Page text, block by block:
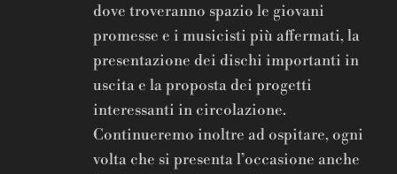
dove troveranno spazio le giovani
promesse e i musicisti più affermati, la
presentazione dei dischi importanti in
uscita e la proposta dei progetti
interessanti in circolazione.
Continueremo inoltre ad ospitare, ogni
volta che si presenta l’occasione anche